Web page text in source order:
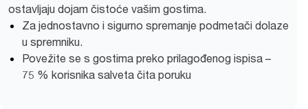
ostavljaju dojam čistoće vašim gostima.
Za jednostavno i sigurno spremanje podmetači dolaze
u spremniku.
Povežite se s gostima preko prilagođenog ispisa –
75 % korisnika salveta čita poruku